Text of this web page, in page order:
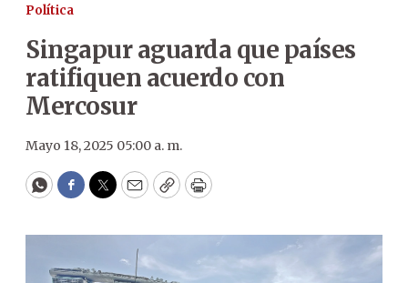
Política
Singapur aguarda que países
ratifiquen acuerdo con
Mercosur
Mayo 18, 2025 05:00 a. m.
WhatsApp
Facebook
Twitter
EmailCopyPrint